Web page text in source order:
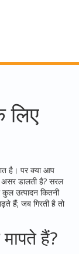
लिए
है। पर क्या आप
असर डालती है? सरल
कुल उत्पादन कितनी
हैं; जब गिरती है तो
हैं?